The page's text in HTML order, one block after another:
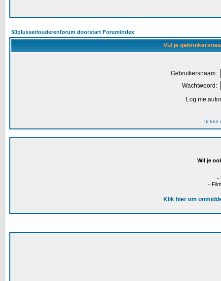
50plusser/ouderenforum doorstart Forumindex
Vul je
Gebruikersnaam:
Wachtwoord:
Log me
Ik ben
Wil je
-
-
Klik hier om